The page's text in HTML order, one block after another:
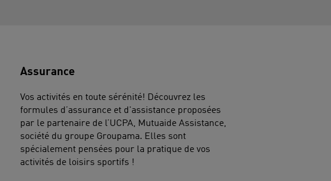
Assurance
Vos activités en toute sérénité! Découvrez les
formules d’assurance et d'assistance proposées
par le partenaire de l’UCPA, Mutuaide Assistance,
société du groupe Groupama. Elles sont
spécialement pensées pour la pratique de vos
activités de loisirs sportifs !